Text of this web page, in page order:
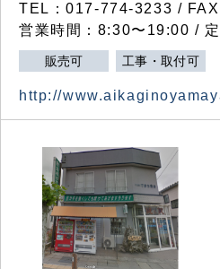
TEL：017-774-3233 /
営業時間：8:30〜19:00 / 定
販売可 工事・取付可
http://